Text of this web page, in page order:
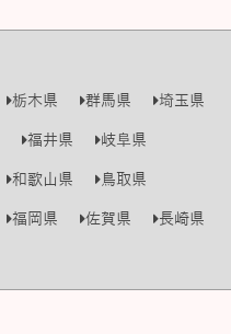
栃木県 群馬県
埼玉県
福井県
岐阜県
和歌山県
鳥取県
福岡県 佐賀県
長崎県